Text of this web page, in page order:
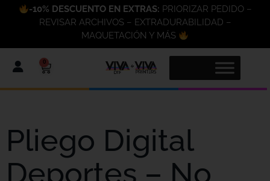
-10% DESCUENTO EN EXTRAS: PRIORIZAR PEDIDO –
REVISAR ARCHIVOS – EXTRADURABILIDAD –
MAQUETACIÓN Y MÁS
0
Pliego Digital
Deportes – No